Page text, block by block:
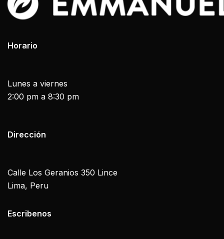
Horario
Lunes a viernes
2:00 pm a 8:30 pm
Dirección
Calle Los Geranios 350 Lince
Lima, Peru
Escribenos